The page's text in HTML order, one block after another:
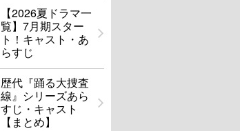
【2026夏ドラマ一
覧】7月期スター
ト！キャスト・あ
らすじ
歴代『踊る大捜査
線』シリーズあら
すじ・キャスト
【まとめ】